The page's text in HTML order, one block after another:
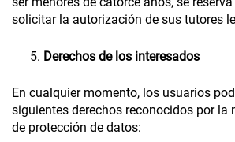
solicitar la autorización de sus tutores
Derechos de los interesados
En cualquier momento, los usuarios
siguientes derechos reconocidos por la
de protección de datos: